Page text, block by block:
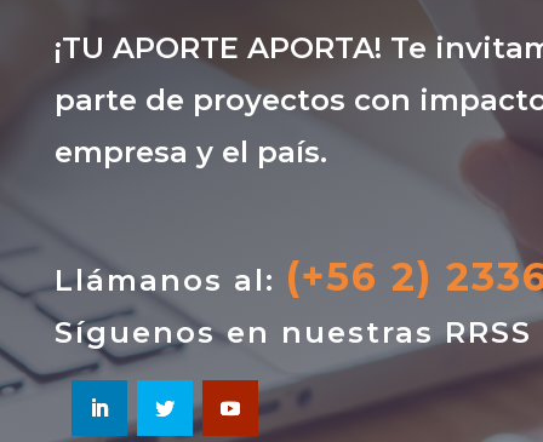
¡TU APORTE APORTA! Te
parte de proyectos con
empresa y el país.
Llámanos al: (+56 2)
Síguenos en nuestras RRSS